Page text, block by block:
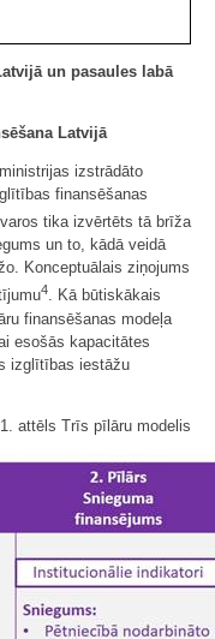
un pasaules labā
Latvijā
izstrādāto
finansēšanas
tika izvērtēts tā brīža
un to, kādā veidā
Konceptuālais ziņojums
4. Kā būtiskākais
finansēšanas modeļa
esošās kapacitātes
izglītības iestāžu
1. attēls Trīs pīlāru modelis